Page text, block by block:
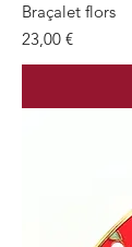
Braçalet flors
Preu
23,00 €